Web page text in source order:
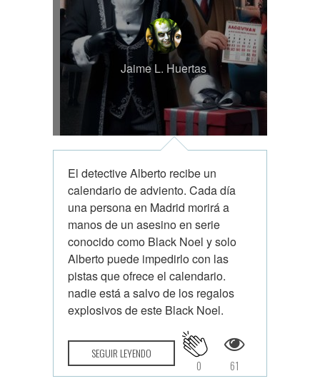
Jaime L. Huertas
El detective Alberto recibe un
calendario de adviento. Cada día
una persona en Madrid morirá a
manos de un asesino en serie
conocido como Black Noel y solo
Alberto puede impedirlo con las
pistas que ofrece el calendario.
nadie está a salvo de los regalos
explosivos de este Black Noel.
SEGUIR LEYENDO
61
0